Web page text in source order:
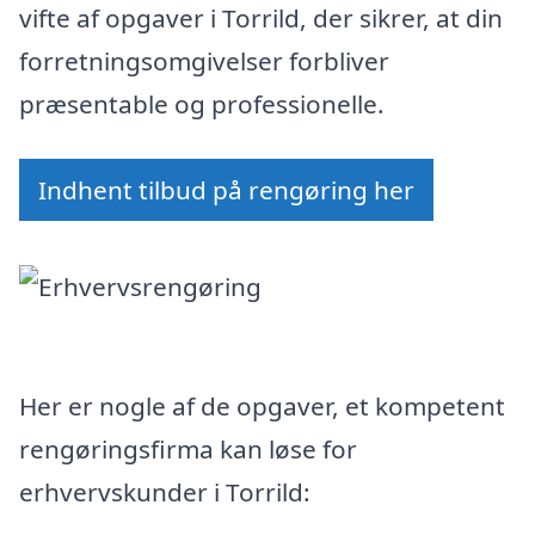
vifte af opgaver i Torrild, der sikrer, at din
forretningsomgivelser forbliver
præsentable og professionelle.
Indhent tilbud på rengøring her
Her er nogle af de opgaver, et kompetent
rengøringsfirma kan løse for
erhvervskunder i Torrild: